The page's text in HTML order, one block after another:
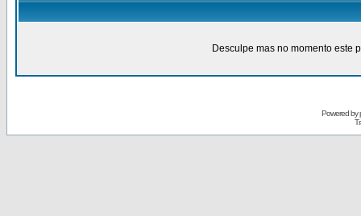
Desculpe mas no momento este
Powered by